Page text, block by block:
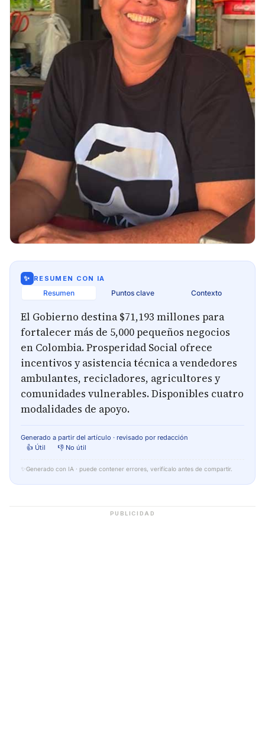
✨ RESUMEN CON IA
Resumen Puntos clave Contexto
El Gobierno destina $71,193 millones para
fortalecer más de 5,000 pequeños negocios
en Colombia. Prosperidad Social ofrece
incentivos y asistencia técnica a vendedores
ambulantes, recicladores, agricultores y
comunidades vulnerables. Disponibles cuatro
modalidades de apoyo.
Generado a partir del artículo · revisado por redacción
👍 Útil
👎 No útil
✨ Generado con IA · puede contener errores, verifícalo antes de compartir.
PUBLICIDAD